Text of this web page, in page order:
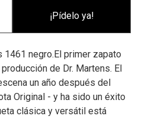
¡Pídelo ya!
1461 negro.El primer zapato
de Dr. Martens. El
un año después del
Original - y ha sido un éxito
clásica y versátil está